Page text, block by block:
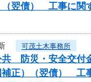
（翌債） 工事に関
可茂土木事務所
共 防災・安全交付
補正）（翌債） 工